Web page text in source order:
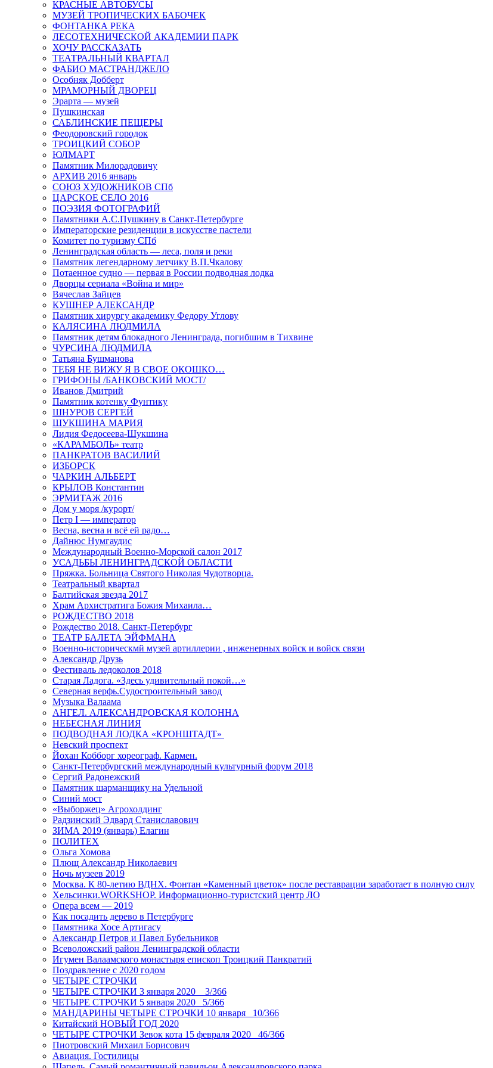
КРАСНЫЕ АВТОБУСЫ
МУЗЕЙ ТРОПИЧЕСКИХ БАБОЧЕК
ФОНТАНКА РЕКА
ЛЕСОТЕХНИЧЕСКОЙ АКАДЕМИИ ПАРК
ХОЧУ РАССКАЗАТЬ
ТЕАТРАЛЬНЫЙ КВАРТАЛ
ФАБИО МАСТРАНДЖЕЛО
Особняк Добберт
МРАМОРНЫЙ ДВОРЕЦ
Эрарта — музей
Пушкинская
САБЛИНСКИЕ ПЕЩЕРЫ
Феодоровский городок
ТРОИЦКИЙ СОБОР
ЮЛМАРТ
Памятник Милорадовичу
АРХИВ 2016 январь
СОЮЗ ХУДОЖНИКОВ СПб
ЦАРСКОЕ СЕЛО 2016
ПОЭЗИЯ ФОТОГРАФИЙ
Памятники А.С.Пушкину в Санкт-Петербурге
Императорские резиденции в искусстве пастели
Комитет по туризму СПб
Ленинградская область — леса, поля и реки
Памятник легендарному летчику В.П.Чкалову
Потаенное судно — первая в России подводная лодка
Дворцы сериала «Война и мир»
Вячеслав Зайцев
КУШНЕР АЛЕКСАНДР
Памятник хирургу академику Федору Углову
КАЛЯСИНА ЛЮДМИЛА
Памятник детям блокадного Ленинграда, погибшим в Тихвине
ЧУРСИНА ЛЮДМИЛА
Татьяна Бушманова
ТЕБЯ НЕ ВИЖУ Я В СВОЕ ОКОШКО…
ГРИФОНЫ /БАНКОВСКИЙ МОСТ/
Иванов Дмитрий
Памятник котенку Фунтику
ШНУРОВ СЕРГЕЙ
ШУКШИНА МАРИЯ
Лидия Федосеева-Шукшина
«КАРАМБОЛЬ» театр
ПАНКРАТОВ ВАСИЛИЙ
ИЗБОРСК
ЧАРКИН АЛЬБЕРТ
КРЫЛОВ Константин
ЭРМИТАЖ 2016
Дом у моря /курорт/
Петр I — император
Весна, весна и всё ей радо…
Дайнюс Нумгаудис
Международный Военно-Морской салон 2017
УСАДЬБЫ ЛЕНИНГРАДСКОЙ ОБЛАСТИ
Пряжка. Больница Святого Николая Чудотворца.
Театральный квартал
Балтийская звезда 2017
Храм Архистратига Божия Михаила…
РОЖДЕСТВО 2018
Рождество 2018. Санкт-Петербург
ТЕАТР БАЛЕТА ЭЙФМАНА
Военно-историческмй музей артиллерии , инженерных войск и войск связи
Александр Друзь
Фестиваль ледоколов 2018
Старая Ладога. «Здесь удивительный покой…»
Северная верфь.Судостроительный завод
Музыка Валаама
АНГЕЛ. АЛЕКСАНДРОВСКАЯ КОЛОННА
НЕБЕСНАЯ ЛИНИЯ
ПОДВОДНАЯ ЛОДКА «КРОНШТАДТ»
Невский проспект
Йохан Кобборг хореограф. Кармен.
Санкт-Петербургский международный культурный форум 2018
Сергий Радонежский
Памятник шарманщику на Удельной
Синий мост
«Выборжец» Агрохолдинг
Радзинский Эдвард Станиславович
ЗИМА 2019 (январь) Елагин
ПОЛИТЕХ
Ольга Хомова
Плющ Александр Николаевич
Ночь музеев 2019
Москва. К 80-летию ВДНХ. Фонтан «Каменный цветок» после реставрации заработает в полную силу
Хельсинки.WORKSHOP. Информационно-туристский центр ЛО
Опера всем — 2019
Как посадить дерево в Петербурге
Памятника Хосе Артигасу
Александр Петров и Павел Бубельников
Всеволожский район Ленинградской области
Игумен Валаамского монастыря епископ Троицкий Панкратий
Поздравление с 2020 годом
ЧЕТЫРЕ СТРОЧКИ
ЧЕТЫРЕ СТРОЧКИ 3 января 2020 _ 3/366
ЧЕТЫРЕ СТРОЧКИ 5 января 2020_ 5/366
МАНДАРИНЫ ЧЕТЫРЕ СТРОЧКИ 10 января _10/366
Китайский НОВЫЙ ГОД 2020
ЧЕТЫРЕ СТРОЧКИ Зевок кота 15 февраля 2020_ 46/366
Пиотровский Михаил Борисович
Авиация. Гостилицы